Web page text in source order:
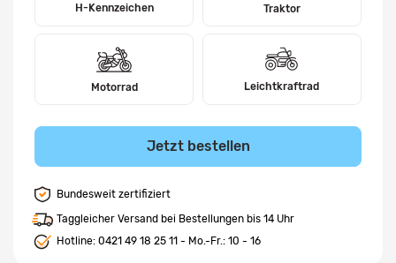
H-Kennzeichen Traktor
Motorrad Leichtkraftrad
Jetzt bestellen
Bundesweit zertifiziert
Taggleicher Versand bei Bestellungen bis 14 Uhr
Hotline: 0421 49 18 25 11 - Mo.-Fr.: 10 - 16